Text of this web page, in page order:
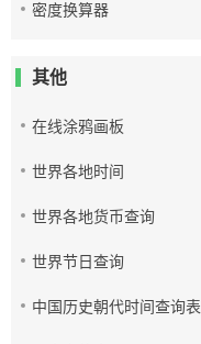
密度换算器
其他
在线涂鸦画板
世界各地时间
世界各地货币查询
世界节日查询
中国历史朝代时间查询表